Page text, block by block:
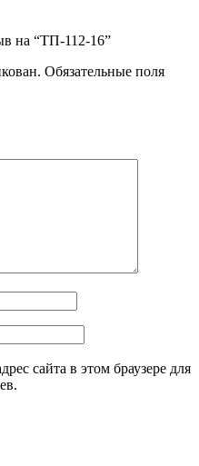
на “ТП-112-16”
Обязательные поля
сайта в этом браузере для